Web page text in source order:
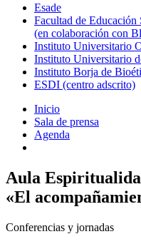
Esade
Facultad de Educación
(en colaboración con
Instituto Universitario
Instituto Universitario
Instituto Borja de
ESDI (centro adscrito)
Inicio
Sala de prensa
Agenda
Aula
«El
Conferencias y jornadas